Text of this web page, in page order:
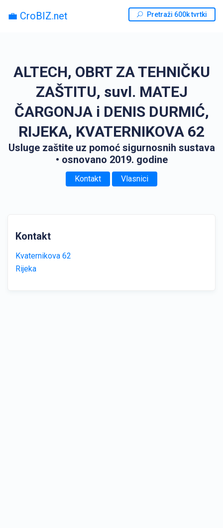
💼 CroBIZ.net Pretraži 600k tvrtki
ALTECH, OBRT ZA TEHNIČKU
ZAŠTITU, suvl. MATEJ
ČARGONJA i DENIS DURMIĆ,
RIJEKA, KVATERNIKOVA 62
Usluge zaštite uz pomoć sigurnosnih sustava
• osnovano 2019. godine
Kontakt Vlasnici
Kontakt
Kvaternikova 62
Rijeka